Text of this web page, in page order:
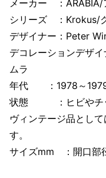
メーカー ：ARABIA/
シリーズ ：Krokus/
デザイナー：Peter
デコレーションデザ
ムラ
年代 ：1978～
状態 ：ヒビやチッ
ヴィンテージ品とし
す。
サイズmm ：開口部